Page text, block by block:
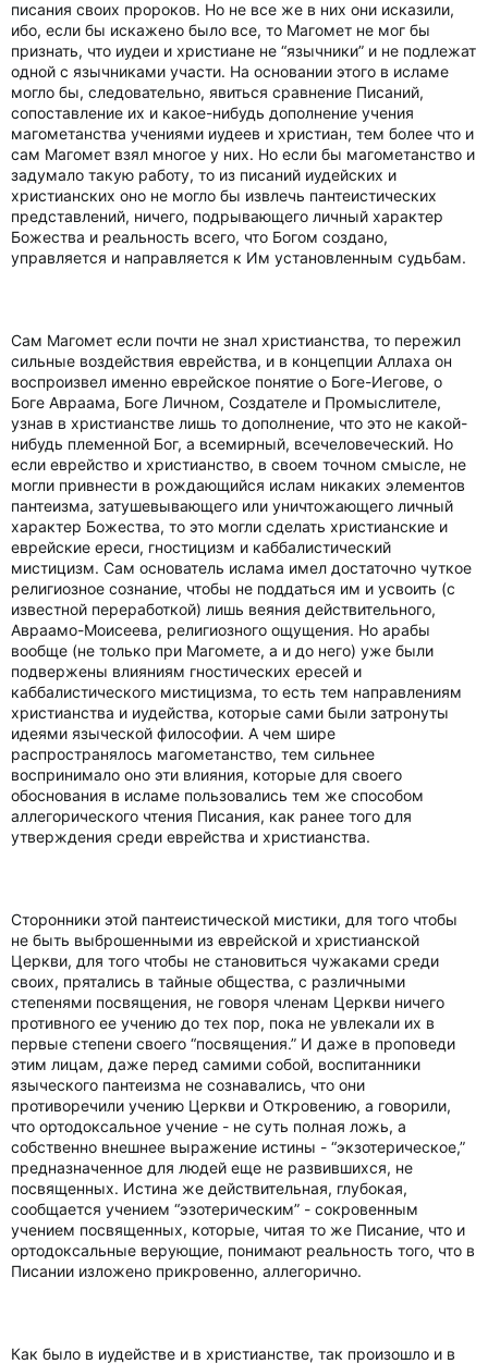
писания своих пророков. Но не все же в них они исказили,
ибо, если бы искажено было все, то Магомет не мог бы
признать, что иудеи и христиане не “язычники” и не подлежат
одной с язычниками участи. На основании этого в исламе
могло бы, следовательно, явиться сравнение Писаний,
сопоставление их и какое-нибудь дополнение учения
магометанства учениями иудеев и христиан, тем более что и
сам Магомет взял многое у них. Но если бы магометанство и
задумало такую работу, то из писаний иудейских и
христианских оно не могло бы извлечь пантеистических
представлений, ничего, подрывающего личный характер
Божества и реальность всего, что Богом создано,
управляется и направляется к Им установленным судьбам.
Сам Магомет если почти не знал христианства, то пережил
сильные воздействия еврейства, и в концепции Аллаха он
воспроизвел именно еврейское понятие о Боге-Иегове, о
Боге Авраама, Боге Личном, Создателе и Промыслителе,
узнав в христианстве лишь то дополнение, что это не какой-
нибудь племенной Бог, а всемирный, всечеловеческий. Но
если еврейство и христианство, в своем точном смысле, не
могли привнести в рождающийся ислам никаких элементов
пантеизма, затушевывающего или уничтожающего личный
характер Божества, то это могли сделать христианские и
еврейские ереси, гностицизм и каббалистический
мистицизм. Сам основатель ислама имел достаточно чуткое
религиозное сознание, чтобы не поддаться им и усвоить (с
известной переработкой) лишь веяния действительного,
Авраамо-Моисеева, религиозного ощущения. Но арабы
вообще (не только при Магомете, а и до него) уже были
подвержены влияниям гностических ересей и
каббалистического мистицизма, то есть тем направлениям
христианства и иудейства, которые сами были затронуты
идеями языческой философии. А чем шире
распространялось магометанство, тем сильнее
воспринимало оно эти влияния, которые для своего
обоснования в исламе пользовались тем же способом
аллегорического чтения Писания, как ранее того для
утверждения среди еврейства и христианства.
Сторонники этой пантеистической мистики, для того чтобы
не быть выброшенными из еврейской и христианской
Церкви, для того чтобы не становиться чужаками среди
своих, прятались в тайные общества, с различными
степенями посвящения, не говоря членам Церкви ничего
противного ее учению до тех пор, пока не увлекали их в
первые степени своего “посвящения.” И даже в проповеди
этим лицам, даже перед самими собой, воспитанники
языческого пантеизма не сознавались, что они
противоречили учению Церкви и Откровению, а говорили,
что ортодоксальное учение - не суть полная ложь, а
собственно внешнее выражение истины - “экзотерическое,”
предназначенное для людей еще не развившихся, не
посвященных. Истина же действительная, глубокая,
сообщается учением “эзотерическим” - сокровенным
учением посвященных, которые, читая то же Писание, что и
ортодоксальные верующие, понимают реальность того, что в
Писании изложено прикровенно, аллегорично.
Как было в иудействе и в христианстве, так произошло и в